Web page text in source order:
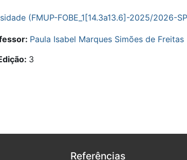
(FMUP-FOBE_1[14.3a13.6]-2025/2026-
Paula Isabel Marques Simões de Freitas
: 3
Referências